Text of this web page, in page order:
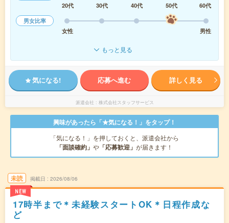
20代
30代 40代 50代
60代
男女比率
女性
男性
もっと見る
気になる! 応募へ進む 詳しく見る
派遣会社 株式会社スタッフサービス
興味があったら「★気になる！」をタップ！
「気になる！」を押しておくと、派遣会社から
「面談確約」 や 「応募歓迎」 が届きます！
未読
NEW
掲載日 2026/08/06
17時半まで＊未経験スタートOK＊日程作成な
ど